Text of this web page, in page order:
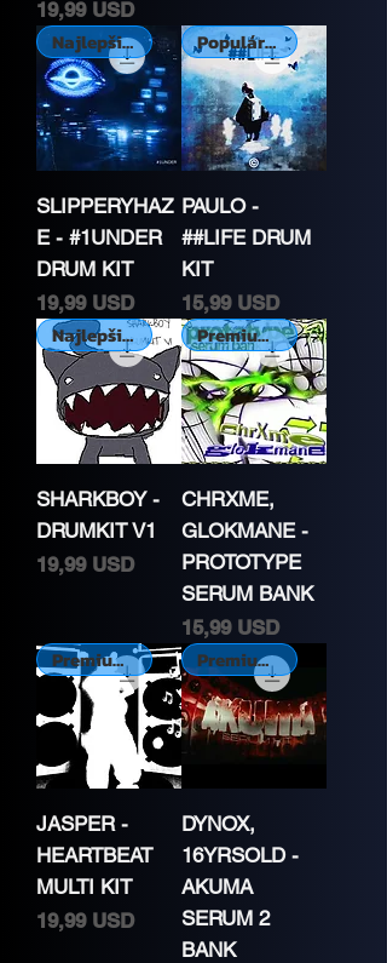
Cena
19,99 USD
Najlepšie hodnotené
SLIPPERYHAZ
E - #1UNDER
DRUM KIT
Cena
19,99 USD
Populárne
PAULO -
##LIFE DRUM
KIT
Cena
15,99 USD
Najlepšie hodnotené
SHARKBOY -
DRUMKIT V1
Cena
19,99 USD
Premium Kit
CHRXME,
GLOKMANE -
PROTOTYPE
SERUM BANK
Cena
15,99 USD
Premium Kit
JASPER -
HEARTBEAT
MULTI KIT
Cena
19,99 USD
Premium Kit
DYNOX,
16YRSOLD -
AKUMA
SERUM 2
BANK